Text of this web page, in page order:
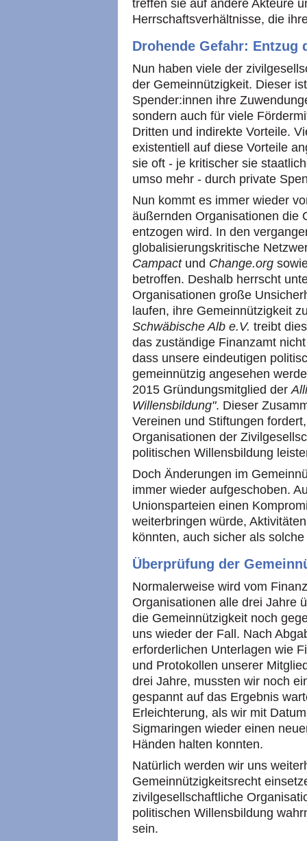
treffen sie auf andere Akteure
Herrschaftsverhältnisse, die
Drohende Gefahr: Entzug
Nun haben viele der
der Gemeinnützigkeit. Dieser
Spender:innen ihre
sondern auch für viele
Dritten und indirekte Vorteile.
existentiell auf diese Vorteile
sie oft - je kritischer sie
umso mehr - durch private
Nun kommt es immer wieder
äußernden Organisationen die
entzogen wird. In den
globalisierungskritische
Campactund Change.org
betroffen. Deshalb herrscht
Organisationen große
laufen, ihre Gemeinnützigkeit
Schwäbische Alb e.V. treibt
das zuständige Finanzamt
dass unsere eindeutigen
gemeinnützig angesehen
2015 Gründungsmitglied der
Willensbildung". Dieser
Vereinen und Stiftungen
Organisationen der
politischen Willensbildung
Doch Änderungen im
immer wieder aufgeschoben.
Unionsparteien einen
weiterbringen würde,
könnten, auch sicher als
Überprüfung der
Normalerweise wird vom
Organisationen alle drei Jahre
die Gemeinnützigkeit noch
uns wieder der Fall. Nach
erforderlichen Unterlagen wie
und Protokollen unserer
drei Jahre, mussten wir noch
gespannt auf das Ergebnis
Erleichterung, als wir mit
Sigmaringen wieder einen
Händen halten konnten.
Natürlich werden wir uns
Gemeinnützigkeitsrecht
zivilgesellschaftliche
politischen Willensbildung
sein.